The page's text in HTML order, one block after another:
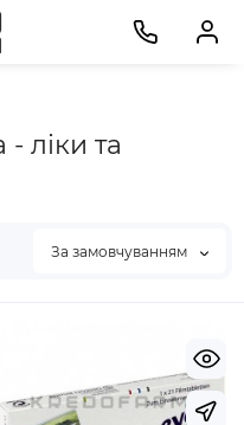
ліки та
За замовчуванням